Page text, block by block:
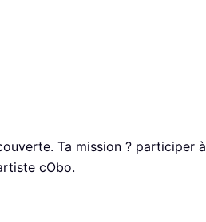
Ta mission ? participer à
cObo.